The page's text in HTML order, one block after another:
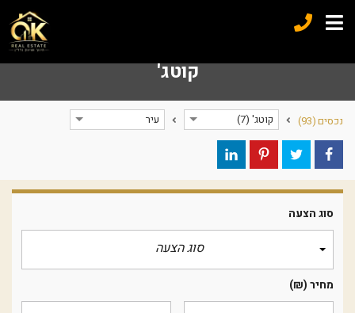
קוטג'
נכסים(93) קוטג' (7) עיר
סוג הצעה
סוג הצעה
מחיר(₪)